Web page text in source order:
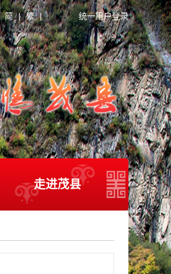
简 | 繁 | 统一用户登录
走进茂县